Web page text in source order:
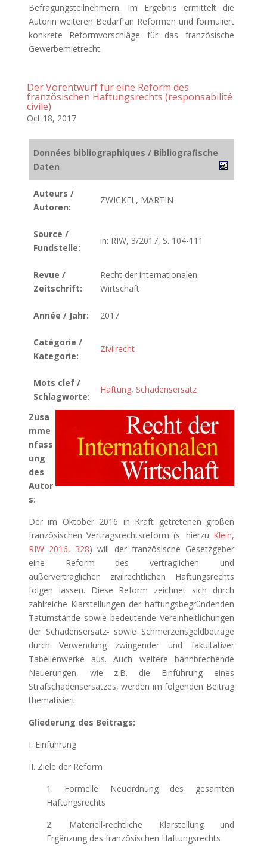
Befragungsteilnehmern. Im Ergebnis ermittelt die
Autorin weiteren Bedarf an Reformen und formuliert
konkrete Reformvorschläge für das französische
Gewerbemietrecht.
Der Vorentwurf für eine Reform des
französischen Haftungsrechts (responsabilité
civile)
Oct 18, 2017
Données bibliographiques / Bibliografische
Daten
Auteurs /
Autoren:
ZWICKEL, MARTIN
Source /
Fundstelle:
in: RIW, 3/2017, S. 104-111
Revue /
Zeitschrift:
Recht der internationalen
Wirtschaft
Année / Jahr: 2017
Catégorie /
Kategorie:
Zivilrecht
Mots clef /
Schlagworte:
Haftung, Schadensersatz
Zusa
mme
nfass
ung
des
Autor
s:
Der im Oktober 2016 in Kraft getretenen großen
französischen Vertragsrechtsreform (s. hierzu Klein,
RIW 2016, 328) will der französische Gesetzgeber
eine Reform des vertraglichen und
außervertraglichen zivilrechtlichen Haftungsrechts
folgen lassen. Diese Reform zeichnet sich durch
zahlreiche Klarstellungen der haftungsbegründenden
Tatumstände sowie bedeutende Vereinheitlichungen
der Schadensersatz- sowie Schmerzensgeldbeträge
durch Verwendung zwingender und fakultativer
Tabellenwerke aus. Auch weitere bahnbrechende
Neuerungen, wie z.B. die Einführung eines
Strafschadensersatzes, werden im folgenden Beitrag
thematisiert.
Gliederung des Beitrags:
I. Einführung
II. Ziele der Reform
1. Formelle Neuordnung des gesamten
Haftungsrechts
2. Materiell-rechtliche Klarstellung und
Ergänzung des französischen Haftungsrechts